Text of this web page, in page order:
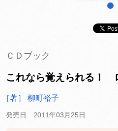
ＣＤブック
これなら覚えられる！
［著］ 柳町裕子
発売日 2011年03月25日